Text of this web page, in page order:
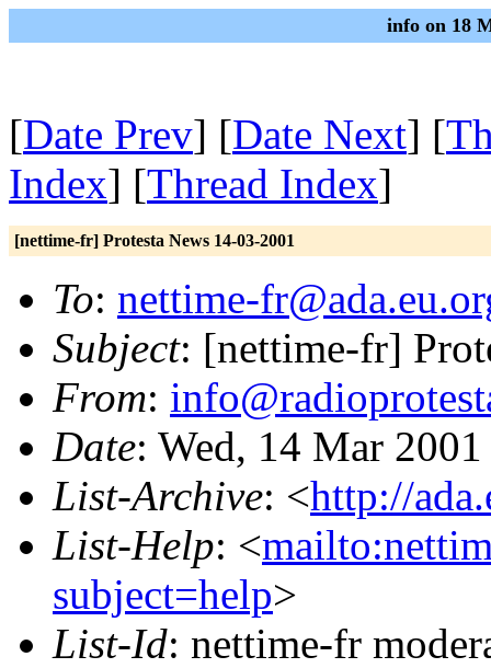
info on 18
[Date Prev] [Date Next] [
Index] [Thread Index]
[nettime-fr] Protesta News 14-03-2001
To: nettime-
Subject: [nettime-fr]
From:
Date: Wed, 14 Mar
List-Archive: <http://
List-Help: <
subject=help>
List-Id: nettime-fr